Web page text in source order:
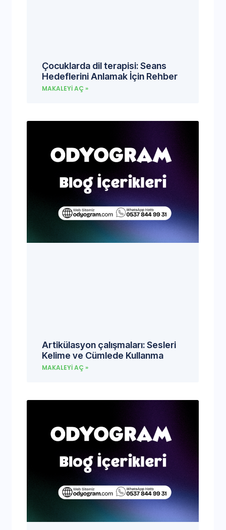
Çocuklarda dil terapisi: Seans
Hedeflerini Anlamak İçin Rehber
MAKALEYI AÇ »
Artikülasyon çalışmaları: Sesleri
Kelime ve Cümlede Kullanma
MAKALEYI AÇ »